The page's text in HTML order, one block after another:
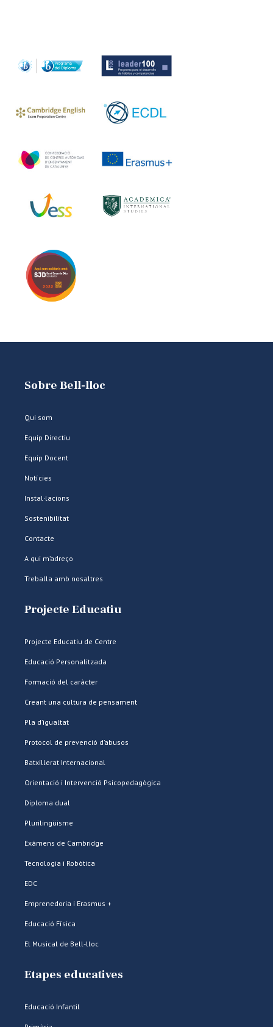
Sobre Bell-lloc
Qui som
Equip Directiu
Equip Docent
Notícies
Instal·lacions
Sostenibilitat
Contacte
A qui m’adreço
Treballa amb nosaltres
Projecte Educatiu
Projecte Educatiu de Centre
Educació Personalitzada
Formació del caràcter
Creant una cultura de pensament
Pla d’igualtat
Protocol de prevenció d’abusos
Batxillerat Internacional
Orientació i Intervenció Psicopedagògica
Diploma dual
Plurilingüisme
Exàmens de Cambridge
Tecnologia i Robòtica
EDC
Emprenedoria i Erasmus +
Educació Física
El Musical de Bell-lloc
Etapes educatives
Educació Infantil